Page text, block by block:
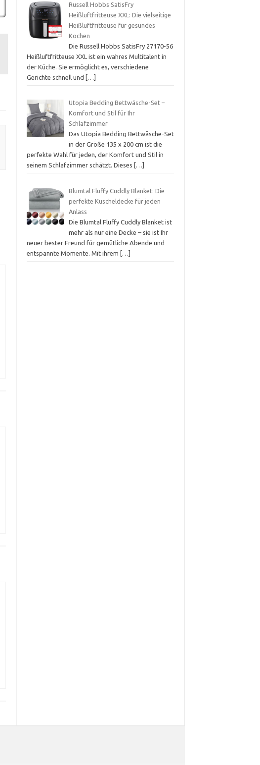
Russell Hobbs SatisFry
Heißluftfritteuse XXL: Die vielseitige
Heißluftfritteuse für gesundes
Kochen
Die Russell Hobbs SatisFry 27170-56
Heißluftfritteuse XXL ist ein wahres Multitalent in
der Küche. Sie ermöglicht es, verschiedene
Gerichte schnell und
[…]
Utopia Bedding Bettwäsche-Set –
Komfort und Stil für Ihr
Schlafzimmer
Das Utopia Bedding Bettwäsche-Set
in der Größe 135 x 200 cm ist die
perfekte Wahl für jeden, der Komfort und Stil in
seinem Schlafzimmer schätzt. Dieses
[…]
Blumtal Fluffy Cuddly Blanket: Die
perfekte Kuscheldecke für jeden
Anlass
Die Blumtal Fluffy Cuddly Blanket ist
mehr als nur eine Decke – sie ist Ihr
neuer bester Freund für gemütliche Abende und
entspannte Momente. Mit ihrem
[…]